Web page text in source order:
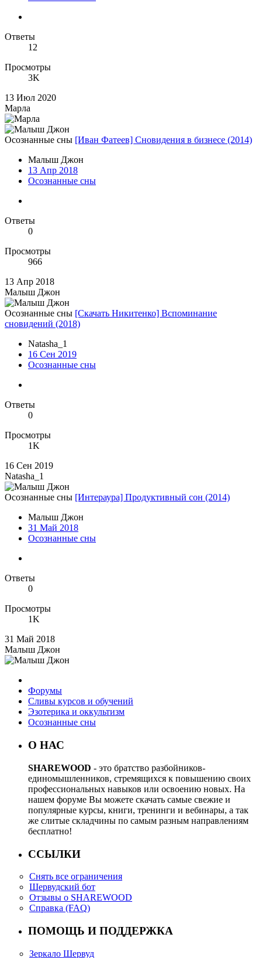
Ответы
12
Просмотры
3K
13 Июл 2020
Марла
Осознанные сны [Иван Фатеев] Сновидения в бизнесе (2014)
Малыш Джон
13 Апр 2018
Осознанные сны
Ответы
0
Просмотры
966
13 Апр 2018
Малыш Джон
Осознанные сны [Скачать Никитенко] Вспоминание
сновидений (2018)
Natasha_1
16 Сен 2019
Осознанные сны
Ответы
0
Просмотры
1K
16 Сен 2019
Natasha_1
Осознанные сны [Интераура] Продуктивный сон (2014)
Малыш Джон
31 Май 2018
Осознанные сны
Ответы
0
Просмотры
1K
31 Май 2018
Малыш Джон
Форумы
Сливы курсов и обучений
Эзотерика и оккультизм
Осознанные сны
О НАС
SHAREWOOD - это братство разбойников-
единомышленников, стремящихся к повышению своих
профессиональных навыков или освоению новых. На
нашем форуме Вы можете скачать самые свежие и
популярные курсы, книги, тренинги и вебинары, а так
же слитые складчины по самым разным направлениям
бесплатно!
ССЫЛКИ
Снять все ограничения
Шервудский бот
Отзывы о SHAREWOOD
Справка (FAQ)
ПОМОЩЬ И ПОДДЕРЖКА
Зеркало Шервуд